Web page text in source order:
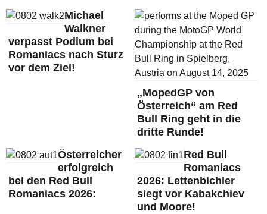
Michael
Walkner
verpasst Podium bei
Romaniacs nach Sturz
vor dem Ziel!
„MopedGP von
Österreich“ am Red
Bull Ring geht in die
dritte Runde!
Österreicher
erfolgreich
bei den Red Bull
Romaniacs 2026:
Red Bull
Romaniacs
2026: Lettenbichler
siegt vor Kabakchiev
und Moore!